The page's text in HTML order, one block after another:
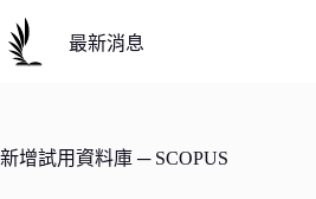
至
主
容
最新消息
新增試用資料庫 ─ SCOPUS